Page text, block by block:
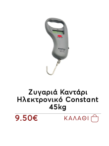
Ζυγαριά Καντάρι
Ηλεκτρονικό Constant
45kg
9.50€ ΚΑΛΑΘΙ